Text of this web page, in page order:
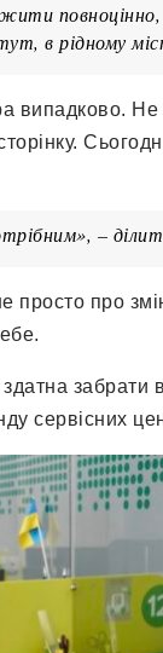
в рідному
випадково.
–
просто про
забрати
сервісних